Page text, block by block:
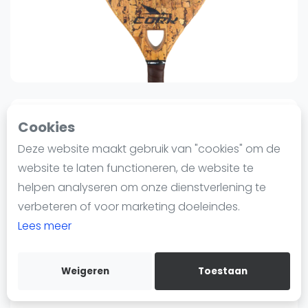
Cookies
Deze website maakt gebruik van "cookies" om de
website te laten functioneren, de website te
helpen analyseren om onze dienstverlening te
verbeteren of voor marketing doeleindes.
Lees meer
Weigeren Toestaan
Informatie
Over ons
Contact
Adverteren
Insights
WhatsApp
Join WhatsApp Community
0 0 Sinds 13 oktober 2023 10:23
CORK PREMIUM POWER II |
Padel Racket
€32995
Verzenden
Bewaar
CORK PREMIUM POWER II: